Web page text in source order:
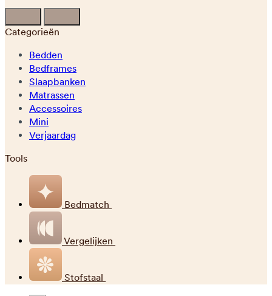
Categorieën
Bedden
Bedframes
Slaapbanken
Matrassen
Accessoires
Mini
Verjaardag
Tools
Bedmatch
Vergelijken
Stofstaal